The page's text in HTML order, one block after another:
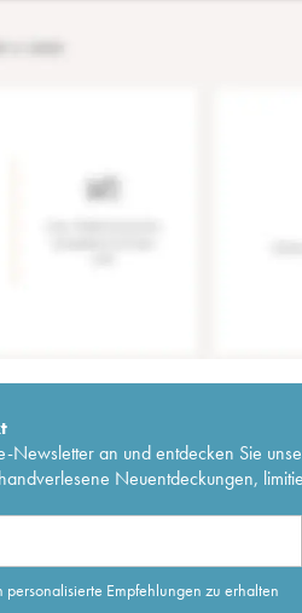
an und entdecken Sie
Neuentdeckungen,
Empfehlungen zu erhalten